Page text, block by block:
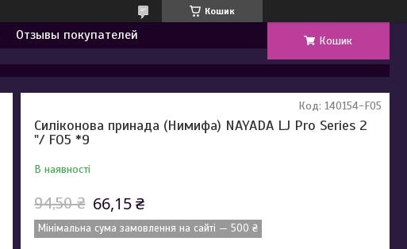
Кошик
Отзывы покупателей Кошик
Силіконова принада (Нимифа) NAYADA LJ Pro Series 2
"/ F05 *9
В наявності
Код: 140154-F05
94,50 ₴ 66,15 ₴
Мінімальна сума замовлення на сайті — 500 ₴